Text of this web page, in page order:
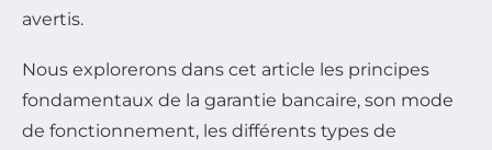
avertis.
Nous explorerons dans cet article les principes
fondamentaux de la garantie bancaire, son mode
de fonctionnement, les différents types de